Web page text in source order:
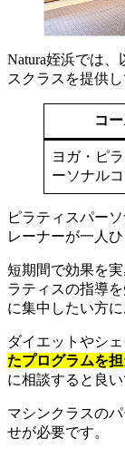
Natura姪浜では
スクラスを提供し
コ
ヨガ・ピ
ーソナル
ピラティスパー
レーナーが一人
短期間で効果を
ラティスの指導
に集中したい方
ダイエットやシ
たプログラムを
に相談すると良い
マシンクラスの
せが必要です。